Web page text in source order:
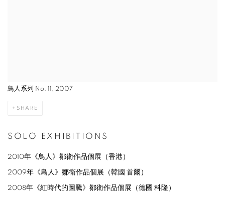
鳥人系列 No. 11, 2007
SHARE
SOLO EXHIBITIONS
2010年《鳥人》鄒衛作品個展（香港）
2009年《鳥人》鄒衛作品個展（韓國 首爾）
2008年《紅時代的圖騰》鄒衛作品個展（德國 科隆）